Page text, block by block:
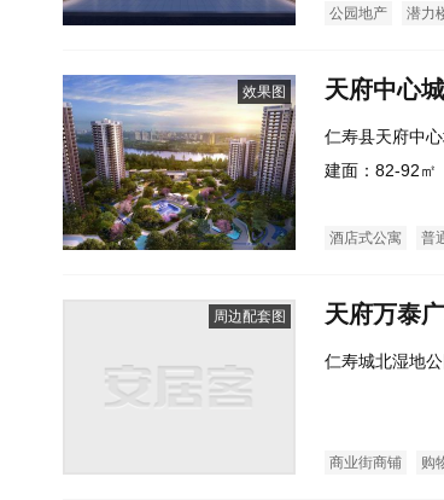
公园地产 潜力
效果图 天府中心
仁寿县天府中
建面：82-92
酒店式公寓 普
周边配套图 天府万泰
仁寿城北湿地公
商业街商铺 购